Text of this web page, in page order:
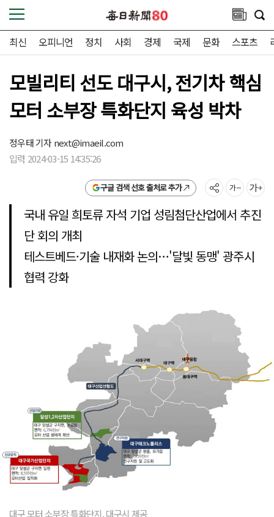
최신 오피니언 정치 사회 경제 국제 문화 스포츠
모빌리티 선도 대구시, 전기차 핵심
모터 소부장 특화단지 육성 박차
정우태 기자next@imaeil.com
입력 2024-03-15 14:35:26
구글 검색 선호 출처로 추가
국내 유일 희토류 자석 기업 성림첨단산업에서 추진
단 회의 개최
테스트베드·기술 내재화 논의…'달빛 동맹' 광주시
협력 강화
대구 모터 소부장 특화단지. 대구시 제공